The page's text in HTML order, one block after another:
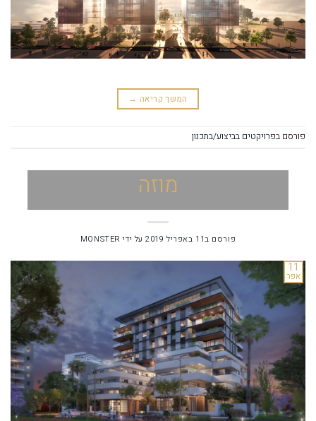
המשך קריאה →
פורסם בפרויקטים בביצוע/בתכנון
מוזה
פורסם ב11 באפריל 2019 על ידי MONSTER
11
אפר